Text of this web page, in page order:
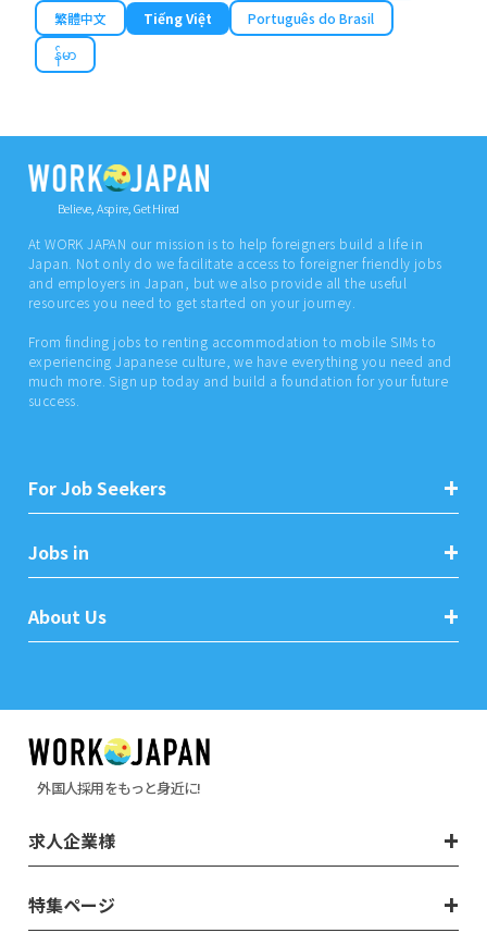
繁體中文
Tiếng Việt
Português do Brasil
န်မာ
Believe, Aspire, Get Hired
At WORK JAPAN our mission is to help foreigners build a life in
Japan. Not only do we facilitate access to foreigner friendly jobs
and employers in Japan, but we also provide all the useful
resources you need to get started on your journey.
From finding jobs to renting accommodation to mobile SIMs to
experiencing Japanese culture, we have everything you need and
much more. Sign up today and build a foundation for your future
success.
For Job Seekers
Jobs in
About Us
外国人採用をもっと身近に!
求人企業様
特集ページ